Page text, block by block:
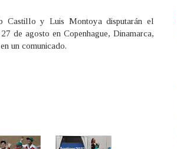
Castillo y Luis Montoya disputarán el
de agosto en Copenhague, Dinamarca,
un comunicado.